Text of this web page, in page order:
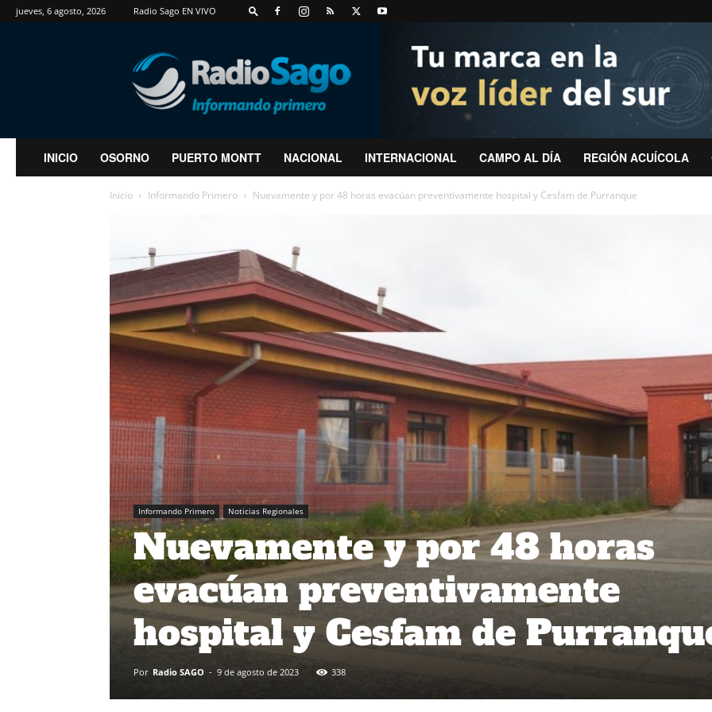
jueves, 6 agosto, 2026 Radio Sago EN VIVO
RadioSago
INICIO OSORNO PUERTO MONTT NACIONAL INTERNACIONAL CAMPO AL DÍA REGIÓN ACUÍCOLA
Inicio Informando Primero Nuevamente y por 48 horas evacúan preventivamente hospital y Cesfam de Purranque
Informando Primero Noticias Regionales
Nuevamente y por 48 horas
evacúan preventivamente
hospital y Cesfam de
Por Radio SAGO - 9 de agosto de 2023 338